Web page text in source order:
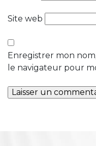
Site web
Enregistrer mon
le navigateur pour